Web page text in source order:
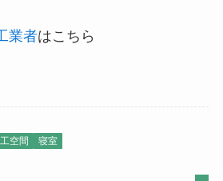
業者はこちら
空間 寝室